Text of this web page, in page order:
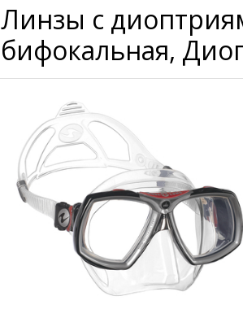
Линзы с
бифокальная,